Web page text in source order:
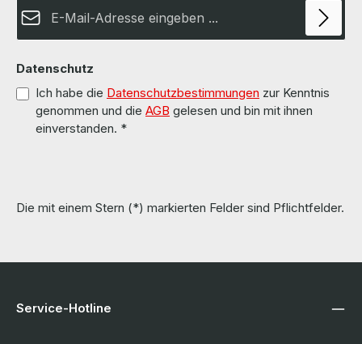
Datenschutz
Ich habe die Datenschutzbestimmungen zur Kenntnis
genommen und die AGB gelesen und bin mit ihnen
einverstanden. *
Die mit einem Stern (*) markierten Felder sind Pflichtfelder.
Service-Hotline